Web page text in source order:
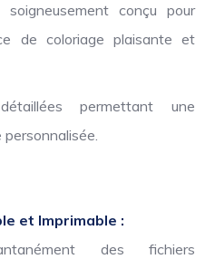
conçu pour
de coloriage plaisante et
permettant une
et Imprimable :
des fichiers